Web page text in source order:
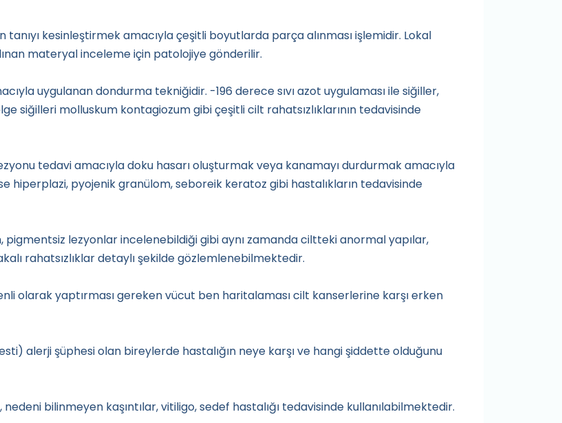
tanıyı kesinleştirmek amacıyla çeşitli boyutlarda parça alınması işlemidir. Lokal
materyal inceleme için patolojiye gönderilir.
uygulanan dondurma tekniğidir. -196 derece sıvı azot uygulaması ile siğiller,
siğilleri molluskum kontagiozum gibi çeşitli cilt rahatsızlıklarının tedavisinde
tedavi amacıyla doku hasarı oluşturmak veya kanamayı durdurmak amacıyla
hiperplazi, pyojenik granülom, seboreik keratoz gibi hastalıkların tedavisinde
lezyonlar incelenebildiği gibi aynı zamanda ciltteki anormal yapılar,
rahatsızlıklar detaylı şekilde gözlemlenebilmektedir.
olarak yaptırması gereken vücut ben haritalaması cilt kanserlerine karşı erken
alerji şüphesi olan bireylerde hastalığın neye karşı ve hangi şiddette olduğunu
bilinmeyen kaşıntılar, vitiligo, sedef hastalığı tedavisinde kullanılabilmektedir.